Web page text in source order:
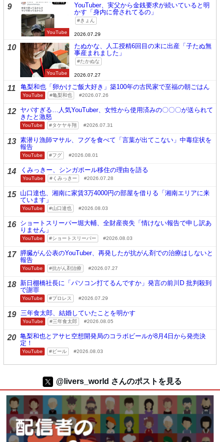
9
YouTube
YouTuber、実父から金銭要求が続いていると明
かす「身内に脅されてるの」
きょん
2026.07.29
10
YouTube
たぬかな、人工授精6回目の末に出産「子たぬ無
事産まれました」
たかぬな
2026.07.27
11 亀梨和也「卵かけご飯大好き」築100年の古民家で至福の朝ごはん
YouTube 亀梨和也 2026.07.26
12 ヤバすぎる…人気YouTuber、女性から使用済みの〇〇〇が送られて
きたと激怒
YouTube タケヤキ翔 2026.07.31
13 素潜り漁師マサル、フグを食べて「言葉が出てこない」中毒症状を
報告
YouTube フグ 2026.08.01
14 くみっきー、シンガポール移住の理由を語る
YouTube くみっきー 2026.07.28
15 山口達也、湘南に家賃3万4000円の部屋を借りる「湘南エリアに来
ています」
YouTube 山口達也 2026.08.03
16 ショートスリーパー堀大輔、全財産喪失「情けない報告で申し訳あ
りません」
YouTube ショートスリーパー 2026.08.03
17 膵臓がん公表のYouTuber、再発したが抗がん剤での治療はしないと
報告
YouTube 抗がん剤治療 2026.07.27
18 新日棚橋社長に「パソコン打てるんですか」発言の前川D 批判殺到
で謝罪
YouTube プロレス 2026.07.29
19 三年食太郎、結婚していたことを明かす
YouTube 三年食太郎 2026.08.05
20 亀梨和也とアサヒ空想開発局のコラボビールが8月4日から発売決
定！
YouTube ビール 2026.08.03
@livers_world さんのポストを見る